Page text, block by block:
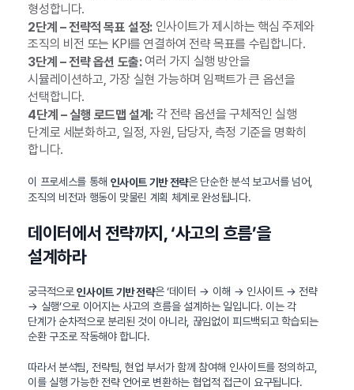
형성합니다.
2단계 – 전략적 목표 설정:인사이트가 제시하는 핵심 주제와
조직의 비전 또는 KPI를 연결하여 전략 목표를 수립합니다.
3단계 – 전략 옵션 도출:여러 가지 실행 방안을
시뮬레이션하고, 가장 실현 가능하며 임팩트가 큰 옵션을
선택합니다.
4단계 – 실행 로드맵 설계:각 전략 옵션을 구체적인 실행
단계로 세분화하고, 일정, 자원, 담당자, 측정 기준을 명확히
합니다.
이 프로세스를 통해 인사이트 기반 전략은 단순한 분석 보고서를 넘어,
조직의 비전과 행동이 맞물린 계획 체계로 완성됩니다.
데이터에서 전략까지, ‘사고의 흐름’을
설계하라
궁극적으로인사이트 기반 전략은 ‘데이터 → 이해 → 인사이트 → 전략
→ 실행’으로 이어지는 사고의 흐름을 설계하는 일입니다. 이는 각
단계가 순차적으로 분리된 것이 아니라, 끊임없이 피드백되고 학습되는
순환 구조로 작동해야 합니다.
따라서 분석팀, 전략팀, 현업 부서가 함께 참여해 인사이트를 정의하고,
이를 실행 가능한 전략 언어로 변환하는 협업적 접근이 요구됩니다.